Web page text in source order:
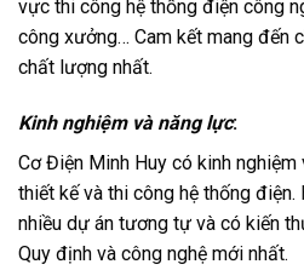
vực thi công hệ thống điện công
công xưởng… Cam kết mang đến
chất lượng nhất.
Kinh nghiệm và năng lực:
Cơ Điện Minh Huy có kinh
thiết kế và thi công hệ thống
nhiều dự án tương tự và có kiến
Quy định và công nghệ mới nhất.